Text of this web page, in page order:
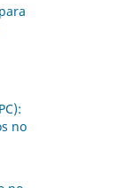
no